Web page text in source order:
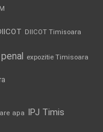
DIICOT Timisoara
expozitie Timisoara
apa IPJ Timis